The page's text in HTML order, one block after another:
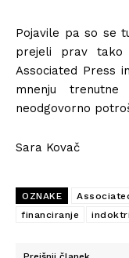
Pojavile pa so se
prejeli prav tako
Associated Press
mnenju
neodgovorno
Sara Kovač
OZNAKE
financiranje